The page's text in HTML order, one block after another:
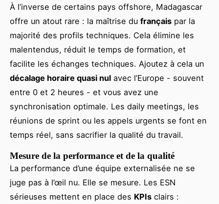
À l’inverse de certains pays offshore, Madagascar
offre un atout rare : la maîtrise du français par la
majorité des profils techniques. Cela élimine les
malentendus, réduit le temps de formation, et
facilite les échanges techniques. Ajoutez à cela un
décalage horaire quasi nul avec l’Europe - souvent
entre 0 et 2 heures - et vous avez une
synchronisation optimale. Les daily meetings, les
réunions de sprint ou les appels urgents se font en
temps réel, sans sacrifier la qualité du travail.
Mesure de la performance et de la qualité
La performance d’une équipe externalisée ne se
juge pas à l’œil nu. Elle se mesure. Les ESN
sérieuses mettent en place des KPIs clairs :